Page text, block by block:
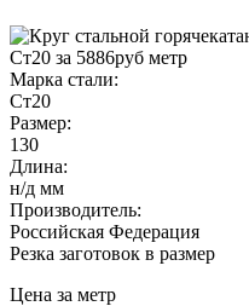
Марка стали:
Ст20
Размер:
130
Длина:
н/д мм
Производитель:
Российская Федерация
Резка заготовок в размер
Цена за метр